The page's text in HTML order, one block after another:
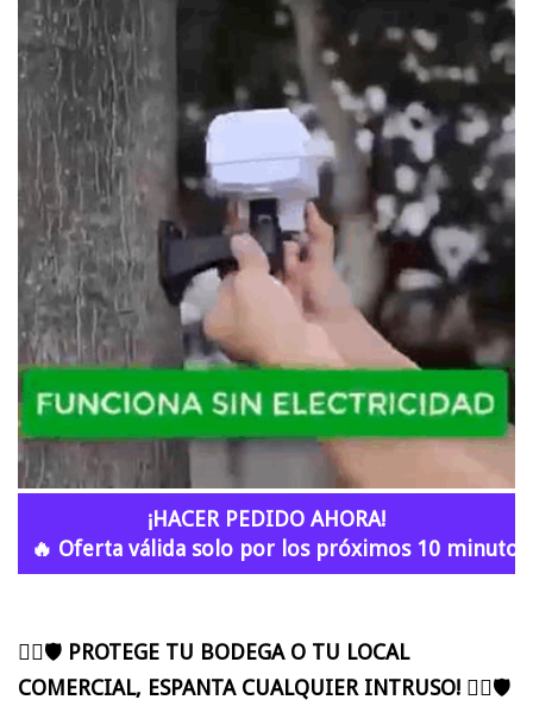
¡HACER PEDIDO AHORA!
🔥 Oferta válida solo por los próximos 10 minutos.
👮‍♂️🛡 PROTEGE TU BODEGA O TU LOCAL
COMERCIAL, ESPANTA CUALQUIER INTRUSO! 👮‍♂️🛡